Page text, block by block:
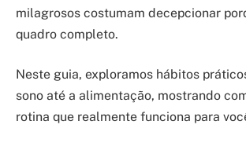
milagrosos costumam decepcionar
quadro completo.
Neste guia, exploramos hábitos
sono até a alimentação, mostrando
rotina que realmente funciona para